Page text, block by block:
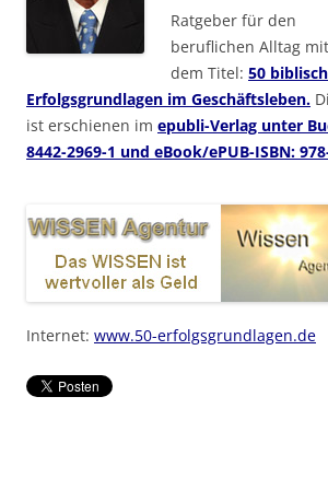
Ratgeber für den
beruflichen Alltag mit
dem Titel: 50
Erfolgsgrundlagen im Geschäftsleben.
ist erschienen im epubli-Verlag unter
8442-2969-1 und eBook/ePUB-ISBN:
Internet: www.50-erfolgsgrundlagen.de